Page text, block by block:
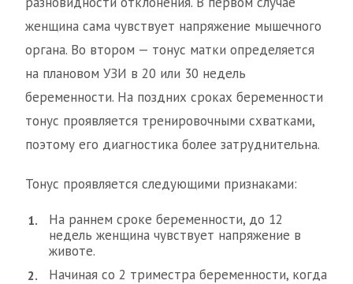
женщина сама чувствует напряжение мышечного
органа. Во втором — тонус матки определяется
на плановом УЗИ в 20 или 30 недель
беременности. На поздних сроках беременности
тонус проявляется тренировочными схватками,
поэтому его диагностика более затруднительна.
Тонус проявляется следующими признаками:
На раннем сроке беременности, до 12
недель женщина чувствует напряжение в
животе.
Начиная со 2 триместра беременности, когда